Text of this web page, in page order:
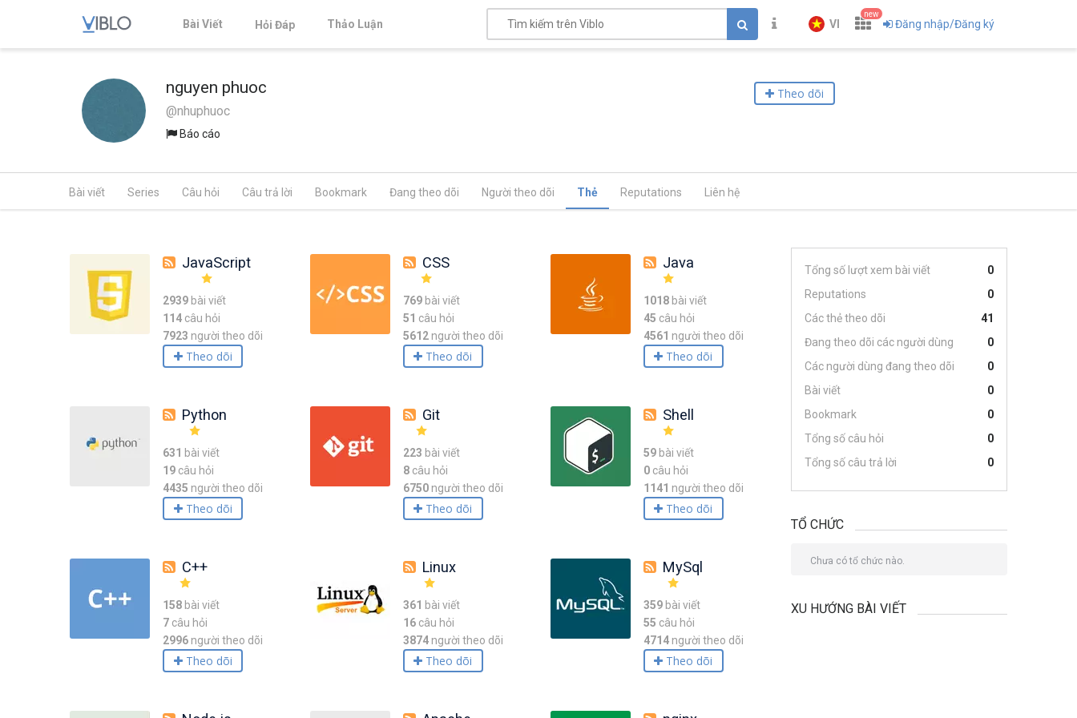
Bài Viết Hỏi Đáp Thảo Luận VI
new
Đăng nhập/Đăng ký
nguyen phuoc
@nhuphuoc
Báo cáo
Theo dõi
Bài viết Series Câu hỏi Câu trả lời Bookmark Đang theo dõi Người theo dõi Thẻ Reputations Liên hệ
JavaScript
2939 bài viết
114 câu hỏi
7923 người theo dõi
Theo dõi
CSS
769bài viết
51 câu hỏi
5612 người theo dõi
Theo dõi
Java
1018bài viết
45 câu hỏi
4561 người theo dõi
Theo dõi
Python
631 bài viết
19 câu hỏi
4435 người theo dõi
Theo dõi
Git
223 bài viết
8câu hỏi
6750 người theo dõi
Theo dõi
Shell
59bài viết
0câu hỏi
1141 người theo dõi
Theo dõi
C++
158 bài viết
7 câu hỏi
2996 người theo dõi
Theo dõi
Linux
361 bài viết
16câu hỏi
3874 người theo dõi
Theo dõi
MySql
359bài viết
55 câu hỏi
4714 người theo dõi
Theo dõi
Tổng số lượt xem bài viết
0
Reputations
0
Các thẻ theo dõi
41
Đang theo dõi các người dùng
0
Các người dùng đang theo dõi
0
Bài viết
0
Bookmark
0
Tổng số câu hỏi
0
Tổng số câu trả lời
0
TỔ CHỨC
Chưa có tổ chức nào.
XU HƯỚNG BÀI VIẾT